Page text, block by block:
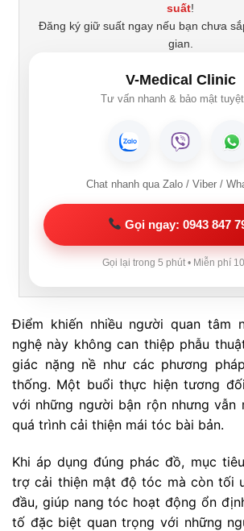
suất!
Đăng ký giữ suất ngay nếu bạn chưa
gian.
V-Medical Clinic
Tư vấn nhanh & bảo mật
Chat nhanh qua Zalo / Viber /
Gọi ngay: 0943 847
Gọi lại trong 5 phút • Miễn phí
Điểm khiến nhiều người quan tâm
nghệ này không can thiệp phẫu
giác nặng nề như các phương
thống. Một buổi thực hiện tương
với những người bận rộn nhưng vẫn
quá trình cải thiện mái tóc bài bản.
Khi áp dụng đúng phác đồ, mục
trợ cải thiện mật độ tóc mà còn tối
đầu, giúp nang tóc hoạt động ổn
tố đặc biệt quan trọng với những